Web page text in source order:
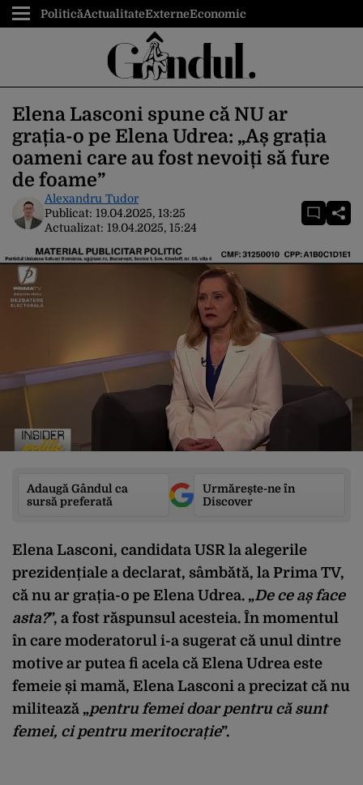
PoliticăActualitateExterneEconomic
Elena Lasconi spune că NU ar
grația-o pe Elena Udrea: „Aș grația
oameni care au fost nevoiți să fure
de foame”
Alexandru Tudor
Publicat: 19.04.2025, 13:25
Actualizat: 19.04.2025, 15:24
Adaugă Gândul ca
sursă preferată
Urmărește-ne în
Discover
Elena Lasconi, candidata USR la alegerile
prezidențiale a declarat, sâmbătă, la Prima TV,
că nu ar grația-o pe Elena Udrea. „De ce aș face
asta?”, a fost răspunsul acesteia. În momentul
în care moderatorul i-a sugerat că unul dintre
motive ar putea fi acela că Elena Udrea este
femeie și mamă, Elena Lasconi a precizat că nu
militează „pentru femei doar pentru că sunt
femei, ci pentru meritocrație”.